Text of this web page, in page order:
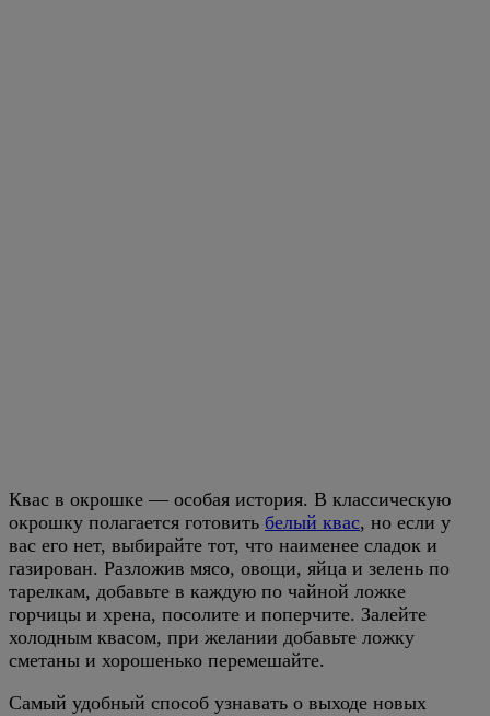
Квас в окрошке — особая история. В классическую
окрошку полагается готовить белый квас, но если у
вас его нет, выбирайте тот, что наименее сладок и
газирован. Разложив мясо, овощи, яйца и зелень по
тарелкам, добавьте в каждую по чайной ложке
горчицы и хрена, посолите и поперчите. Залейте
холодным квасом, при желании добавьте ложку
сметаны и хорошенько перемешайте.
Самый удобный способ узнавать о выходе новых